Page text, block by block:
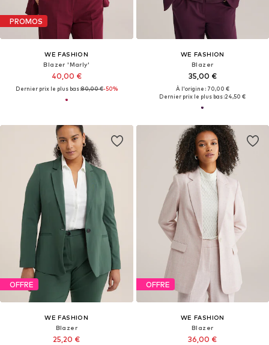
PROMOS
WE FASHION
Blazer 'Marly'
40,00 €
Dernier prix le plus bas :80,00 €-50%
WE FASHION
Blazer
35,00 €
À l'origine : 70,00 €
Dernier prix le plus bas :24,50 €
OFFRE
WE FASHION
Blazer
25,20 €
OFFRE
WE FASHION
Blazer
36,00 €